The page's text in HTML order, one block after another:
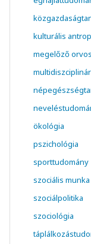
kulturális
megelőző
ökológia
pszichológia
sporttudomány
szociális munka
szociálpolitika
szociológia